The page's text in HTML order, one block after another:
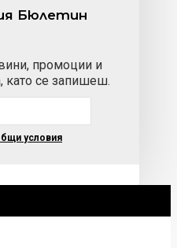
Бюлетин
промоции и
като се запишеш.
условия